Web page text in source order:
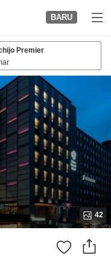
BARU
Premier
42